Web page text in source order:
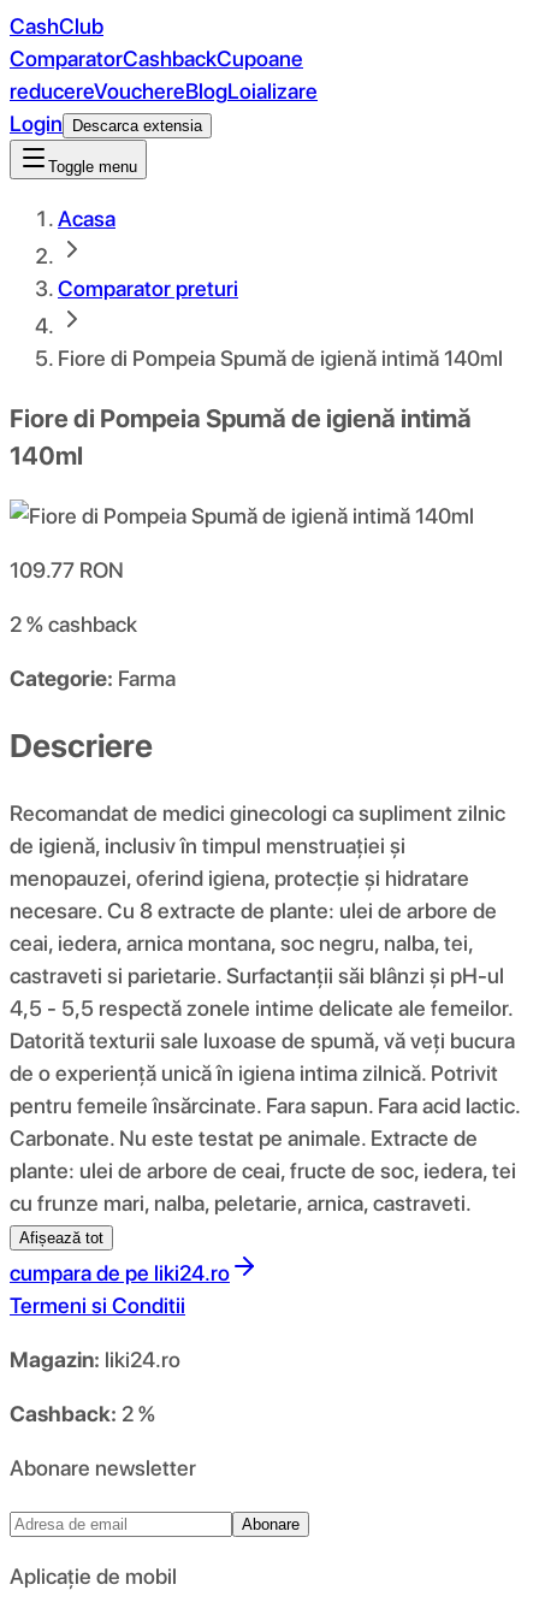
CashClub
ComparatorCashbackCupoane
reducereVouchereBlogLoializare
Login
Descarca extensia
Toggle menu
Acasa
Comparator preturi
Fiore di Pompeia Spumă de igienă intimă 140ml
Fiore di Pompeia Spumă de igienă intimă
140ml
109.77 RON
2 %cashback
Categorie: Farma
Descriere
Recomandat de medici ginecologi ca supliment zilnic
de igienă, inclusiv în timpul menstruației și
menopauzei, oferind igiena, protecție și hidratare
necesare. Cu 8 extracte de plante: ulei de arbore de
ceai, iedera, arnica montana, soc negru, nalba, tei,
castraveti si parietarie. Surfactanții săi blânzi și pH-ul
4,5 - 5,5 respectă zonele intime delicate ale femeilor.
Datorită texturii sale luxoase de spumă, vă veți bucura
de o experiență unică în igiena intima zilnică. Potrivit
pentru femeile însărcinate. Fara sapun. Fara acid lactic.
Carbonate. Nu este testat pe animale. Extracte de
plante: ulei de arbore de ceai, fructe de soc, iedera, tei
cu frunze mari, nalba, peletarie, arnica, castraveti.
Afișează tot
cumpara de pe liki24.ro
Termeni si Conditii
Magazin: liki24.ro
Cashback: 2 %
Abonare newsletter
Abonare
Aplicație de mobil